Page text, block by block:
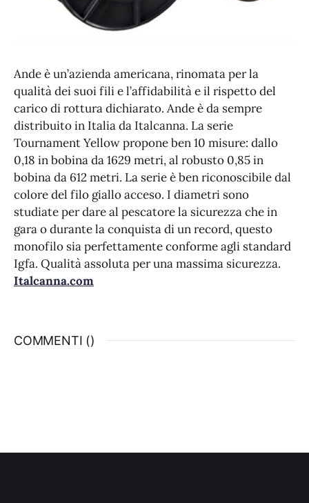
Ande è un’azienda americana, rinomata per la
qualità dei suoi fili e l’affidabilità e il rispetto del
carico di rottura dichiarato. Ande è da sempre
distribuito in Italia da Italcanna. La serie
Tournament Yellow propone ben 10 misure: dallo
0,18 in bobina da 1629 metri, al robusto 0,85 in
bobina da 612 metri. La serie è ben riconoscibile dal
colore del filo giallo acceso. I diametri sono
studiate per dare al pescatore la sicurezza che in
gara o durante la conquista di un record, questo
monofilo sia perfettamente conforme agli standard
Igfa. Qualità assoluta per una massima sicurezza.
Italcanna.com
COMMENTI ()